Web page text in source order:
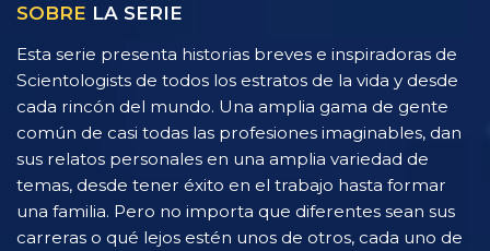
SOBRE LA SERIE
Esta serie presenta historias breves e inspiradoras de
Scientologists de todos los estratos de la vida y desde
cada rincón del mundo. Una amplia gama de gente
común de casi todas las profesiones imaginables, dan
sus relatos personales en una amplia variedad de
temas, desde tener éxito en el trabajo hasta formar
una familia. Pero no importa que diferentes sean sus
carreras o qué lejos estén unos de otros, cada uno de